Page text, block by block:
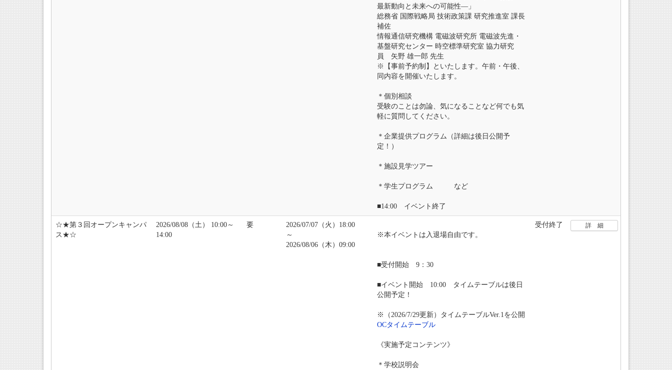
最新動向と未来への可能性―」
総務省 国際戦略局 技術政策課 研究推進室 課長
補佐
情報通信研究機構 電磁波研究所 電磁波先進・
基盤研究センター 時空標準研究室 協力研究
員 矢野 雄一郎 先生
※【事前予約制】といたします。午前・午後、
同内容を開催いたします。
＊個別相談
受験のことは勿論、気になることなど何でも気
軽に質問してください。
＊企業提供プログラム（詳細は後日公開予
定！）
＊施設見学ツアー
＊学生プログラム など
■14:00 イベント終了
☆★第３回オープンキャンパ
ス★☆
2026/08/08（土） 10:00～
14:00
要
2026/07/07（火）18:00
～
2026/08/06（木）09:00
※本イベントは入退場自由です。
■受付開始 9：30
■イベント開始 10:00 タイムテーブルは後日
公開予定！
※（2026/7/29更新）タイムテーブルVer.1を公開
OCタイムテーブル
《実施予定コンテンツ》
＊学校説明会
受付終了 詳 細